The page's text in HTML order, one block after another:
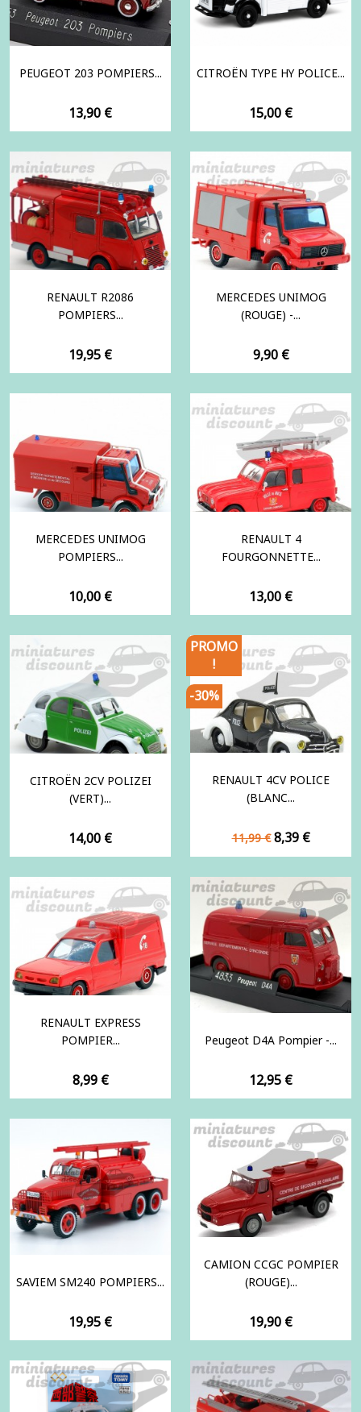
PEUGEOT 203 POMPIERS...
Prix
13,90 €
CITROËN TYPE HY POLICE...
Prix
15,00 €
RENAULT R2086
POMPIERS...
Prix
19,95 €
MERCEDES UNIMOG
(ROUGE) -...
Prix
9,90 €
MERCEDES UNIMOG
POMPIERS...
Prix
10,00 €
RENAULT 4
FOURGONNETTE...
Prix
13,00 €
CITROËN 2CV POLIZEI
(VERT)...
Prix
14,00 €
RENAULT 4CV POLICE
(BLANC...
Prix
de
11,99 € Prix
8,39 €
PROMO
!
-30%
RENAULT EXPRESS
POMPIER...
Prix
8,99 €
Peugeot D4A Pompier -...
Prix
12,95 €
SAVIEM SM240 POMPIERS...
Prix
19,95 €
CAMION CCGC POMPIER
(ROUGE)...
Prix
19,90 €